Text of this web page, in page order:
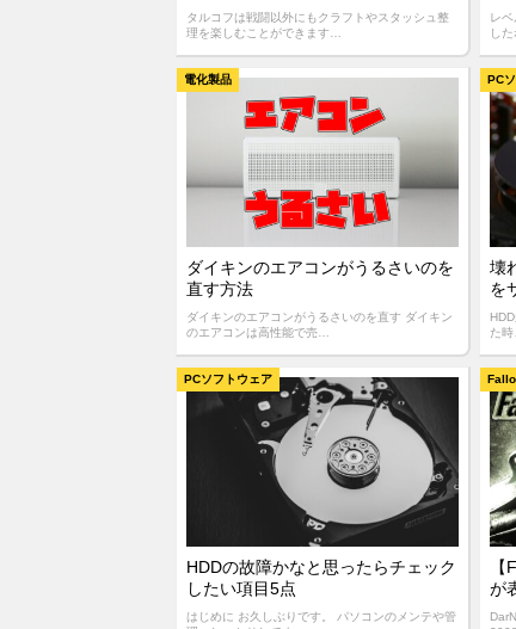
タルコフは戦闘以外にもクラフトやスタッシュ整
理を楽しむことができます…
レ
し
ダイキンのエアコンがうるさいのを
直す方法
ダイキンのエアコンがうるさいのを直す ダイキン
のエアコンは高性能で売…
電化製品
壊
を
た
PC
HDDの故障かなと思ったらチェック
したい項目5点
はじめに お久しぶりです。 パソコンのメンテや管
PCソフトウェア
が